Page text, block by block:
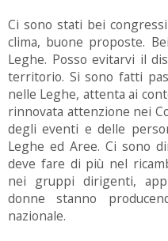
Ci sono stati bei
clima, buone proposte.
Leghe. Posso evitarvi il
territorio. Si sono fatti
nelle Leghe, attenta ai
rinnovata attenzione nei
degli eventi e delle
Leghe ed Aree. Ci sono
deve fare di più nel
nei gruppi dirigenti,
donne stanno
nazionale.